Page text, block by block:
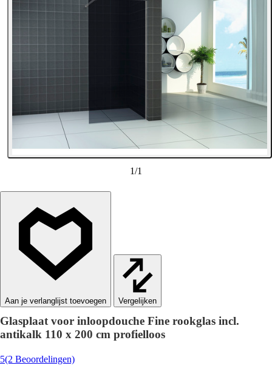
1/1
Vergelijken
Glasplaat voor inloopdouche Fine rookglas incl.
antikalk 110 x 200 cm profielloos
5(2 Beoordelingen)